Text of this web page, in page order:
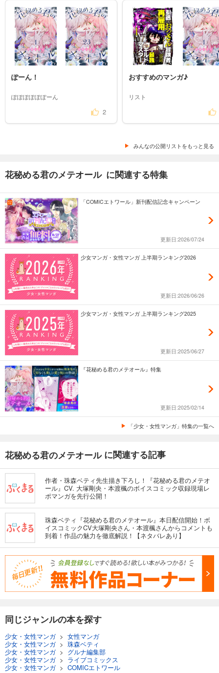
ぽーん！
ぽぽぽぽぽぽーん
2
おすすめのマンガ♪
リスト
みんなの公開リストをもっと見る
花秘める君のメテオール に関連する特集
「COMICエトワール」新刊配信記念キャンペーン
更新日:2026/07/24
少女マンガ・女性マンガ 上半期ランキング2026
更新日:2026/06/26
少女マンガ・女性マンガ 上半期ランキング2025
更新日:2025/06/27
『花秘める君のメテオール』特集
更新日:2025/02/14
「少女・女性マンガ」特集の一覧へ
花秘める君のメテオール に関連する記事
作者・珠森ベティ先生描き下ろし！『花秘める君のメテオ
ール』CV. 大塚剛央・本渡楓のボイスコミック収録現場レ
ポマンガを先行公開！
珠森ベティ『花秘める君のメテオール』本日配信開始！ボ
イスコミックCV大塚剛央さん・本渡楓さんからコメントも
到着！作品の魅力を徹底解説！【ネタバレあり】
同じジャンルの本を探す
少女・女性マンガ> 女性マンガ
少女・女性マンガ> 珠森ベティ
少女・女性マンガ> グルナ編集部
少女・女性マンガ> ライブコミックス
少女・女性マンガ> COMICエトワール